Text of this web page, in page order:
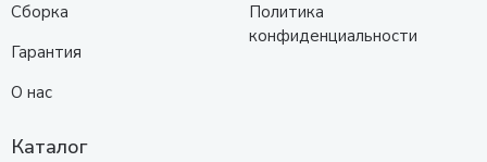
Сборка
Гарантия
О нас
Политика
конфиденциальности
Каталог